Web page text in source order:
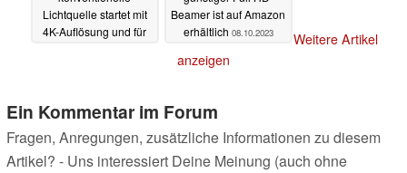
Lichtquelle startet mit
4K-Auflösung und für
Beamer ist auf Amazon
erhältlich 08.10.2023
Weitere Artikel
anzeigen
Ein Kommentar im Forum
Fragen, Anregungen, zusätzliche Informationen zu diesem
Artikel? - Uns interessiert Deine Meinung (auch ohne